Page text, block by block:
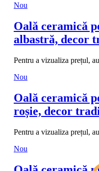
Nou
Oală ceramică
albastră, decor
Pentru a vizualiza prețul,
Nou
Oală ceramică
roșie, decor
Pentru a vizualiza prețul,
Nou